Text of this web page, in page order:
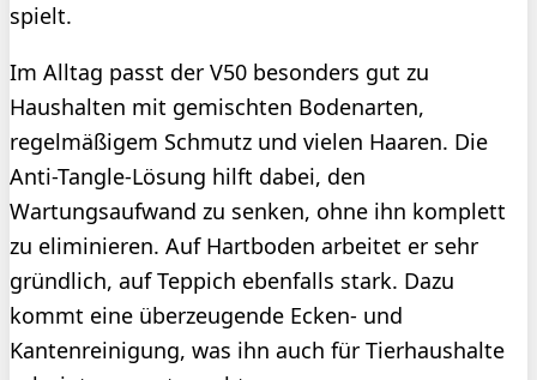
spielt.
Im Alltag passt der V50 besonders gut zu
Haushalten mit gemischten Bodenarten,
regelmäßigem Schmutz und vielen Haaren. Die
Anti-Tangle-Lösung hilft dabei, den
Wartungsaufwand zu senken, ohne ihn komplett
zu eliminieren. Auf Hartboden arbeitet er sehr
gründlich, auf Teppich ebenfalls stark. Dazu
kommt eine überzeugende Ecken- und
Kantenreinigung, was ihn auch für Tierhaushalte